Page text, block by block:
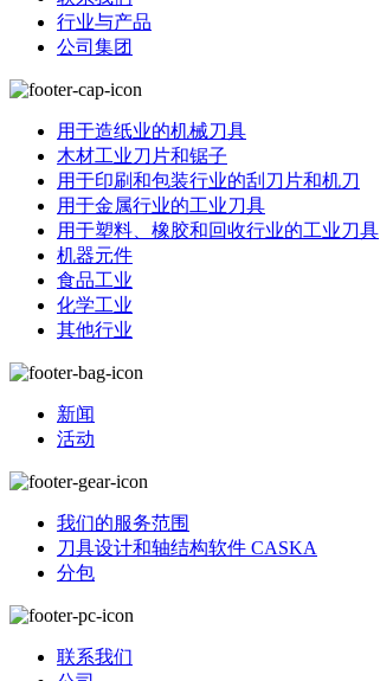
行业与产品
公司集团
用于造纸业的机械刀具
木材工业刀片和锯子
用于印刷和包装行业的刮刀片和机刀
用于金属行业的工业刀具
用于塑料、橡胶和回收行业的工业刀具
机器元件
食品工业
化学工业
其他行业
新闻
活动
我们的服务范围
刀具设计和轴结构软件 CASKA
分包
联系我们